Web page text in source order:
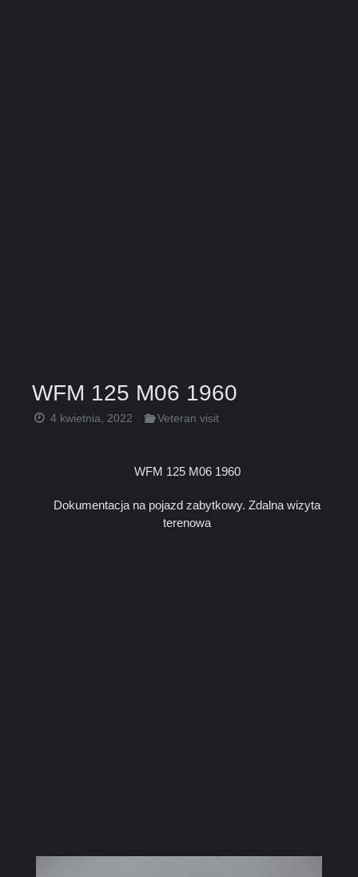
WFM 125 M06 1960
4 kwietnia, 2022 Veteran visit
WFM 125 M06 1960
Dokumentacja na pojazd zabytkowy. Zdalna wizyta
terenowa